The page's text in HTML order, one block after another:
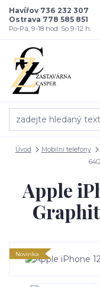
Havířov 736 232 307
Ostrava 778 585 851
Po-Pá, 9-18 hod. So 9-12 h.
Úvod Mobilní telefony
Apple
Novinka